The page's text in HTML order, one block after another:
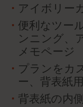
アイボリー
便利なツー
ンニング、
メモページ
プランをカ
ー、背表紙
背表紙の内